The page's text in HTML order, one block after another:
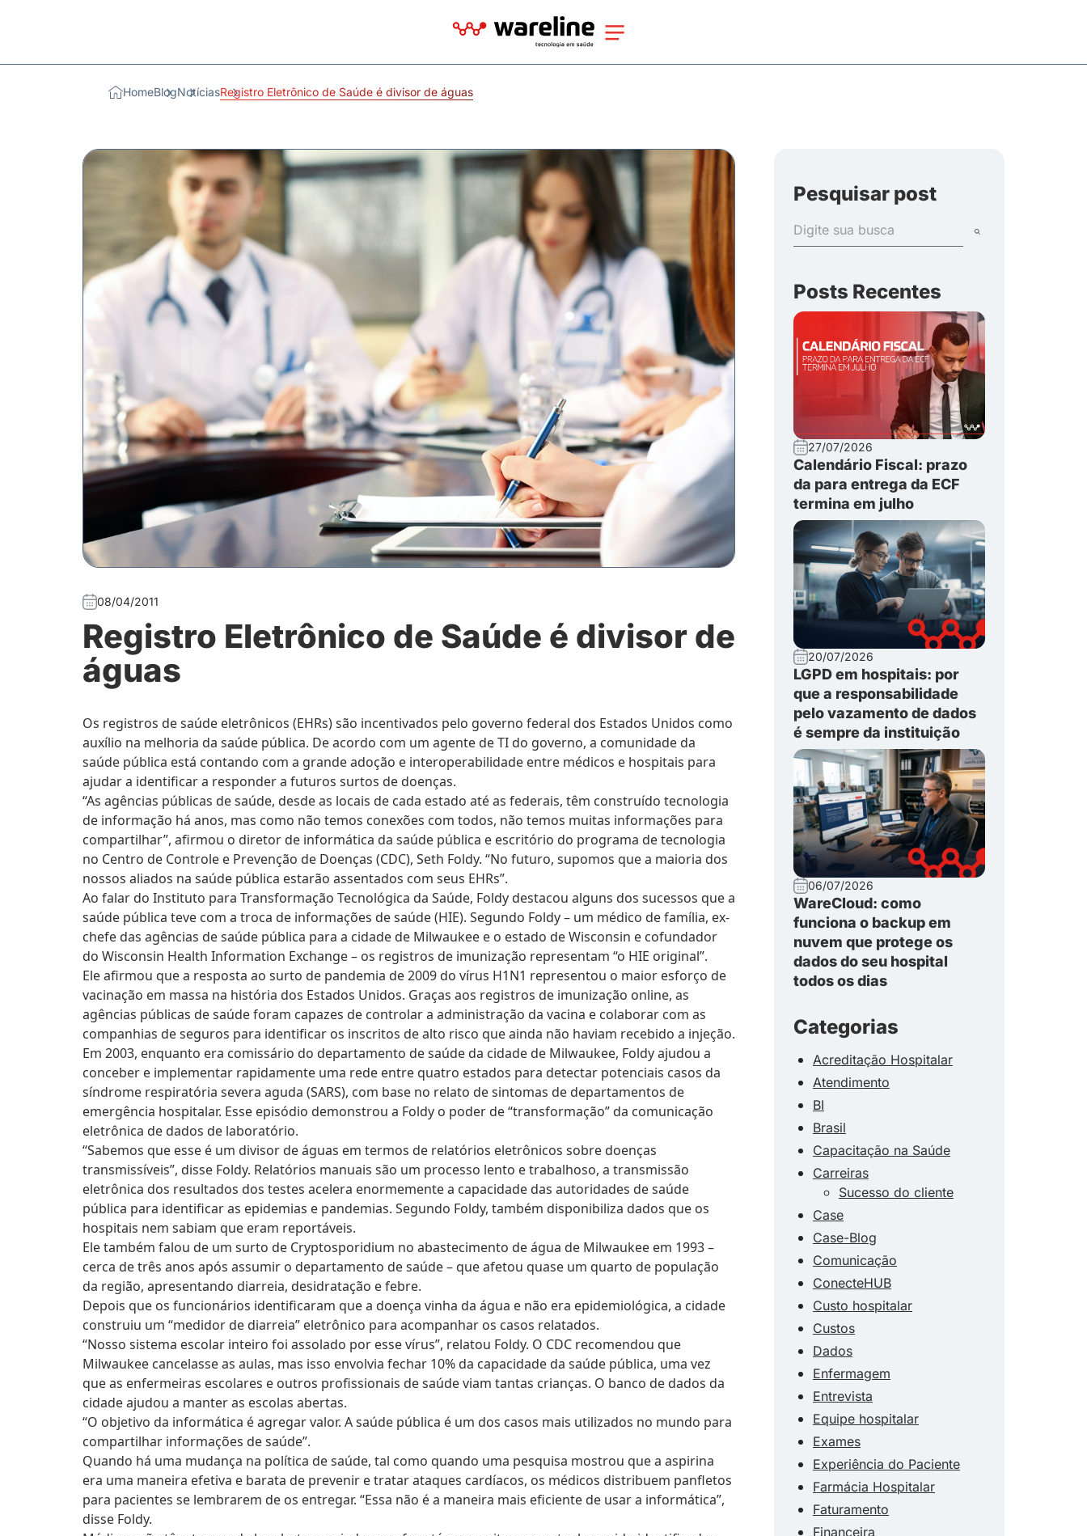
HomeBlogNotíciasRegistro Eletrônico de Saúde é divisor de águas
08/04/2011
Registro Eletrônico de Saúde é divisor de
águas
Os registros de saúde eletrônicos (EHRs) são incentivados pelo governo federal dos Estados Unidos como
auxílio na melhoria da saúde pública. De acordo com um agente de TI do governo, a comunidade da
saúde pública está contando com a grande adoção e interoperabilidade entre médicos e hospitais para
ajudar a identificar a responder a futuros surtos de doenças.
“As agências públicas de saúde, desde as locais de cada estado até as federais, têm construído tecnologia
de informação há anos, mas como não temos conexões com todos, não temos muitas informações para
compartilhar”, afirmou o diretor de informática da saúde pública e escritório do programa de tecnologia
no Centro de Controle e Prevenção de Doenças (CDC), Seth Foldy. “No futuro, supomos que a maioria dos
nossos aliados na saúde pública estarão assentados com seus EHRs”.
Ao falar do Instituto para Transformação Tecnológica da Saúde, Foldy destacou alguns dos sucessos que a
saúde pública teve com a troca de informações de saúde (HIE). Segundo Foldy – um médico de família, ex-
chefe das agências de saúde pública para a cidade de Milwaukee e o estado de Wisconsin e cofundador
do Wisconsin Health Information Exchange – os registros de imunização representam “o HIE original”.
Ele afirmou que a resposta ao surto de pandemia de 2009 do vírus H1N1 representou o maior esforço de
vacinação em massa na história dos Estados Unidos. Graças aos registros de imunização online, as
agências públicas de saúde foram capazes de controlar a administração da vacina e colaborar com as
companhias de seguros para identificar os inscritos de alto risco que ainda não haviam recebido a injeção.
Em 2003, enquanto era comissário do departamento de saúde da cidade de Milwaukee, Foldy ajudou a
conceber e implementar rapidamente uma rede entre quatro estados para detectar potenciais casos da
síndrome respiratória severa aguda (SARS), com base no relato de sintomas de departamentos de
emergência hospitalar. Esse episódio demonstrou a Foldy o poder de “transformação” da comunicação
eletrônica de dados de laboratório.
“Sabemos que esse é um divisor de águas em termos de relatórios eletrônicos sobre doenças
transmissíveis”, disse Foldy. Relatórios manuais são um processo lento e trabalhoso, a transmissão
eletrônica dos resultados dos testes acelera enormemente a capacidade das autoridades de saúde
pública para identificar as epidemias e pandemias. Segundo Foldy, também disponibiliza dados que os
hospitais nem sabiam que eram reportáveis.
Ele também falou de um surto de Cryptosporidium no abastecimento de água de Milwaukee em 1993 –
cerca de três anos após assumir o departamento de saúde – que afetou quase um quarto de população
da região, apresentando diarreia, desidratação e febre.
Depois que os funcionários identificaram que a doença vinha da água e não era epidemiológica, a cidade
construiu um “medidor de diarreia” eletrônico para acompanhar os casos relatados.
“Nosso sistema escolar inteiro foi assolado por esse vírus”, relatou Foldy. O CDC recomendou que
Milwaukee cancelasse as aulas, mas isso envolvia fechar 10% da capacidade da saúde pública, uma vez
que as enfermeiras escolares e outros profissionais de saúde viam tantas crianças. O banco de dados da
cidade ajudou a manter as escolas abertas.
“O objetivo da informática é agregar valor. A saúde pública é um dos casos mais utilizados no mundo para
compartilhar informações de saúde”.
Quando há uma mudança na política de saúde, tal como quando uma pesquisa mostrou que a aspirina
era uma maneira efetiva e barata de prevenir e tratar ataques cardíacos, os médicos distribuem panfletos
para pacientes se lembrarem de os entregar. “Essa não é a maneira mais eficiente de usar a informática”,
disse Foldy.
Pesquisar post
Posts Recentes
27/07/2026
Calendário Fiscal: prazo
da para entrega da ECF
termina em julho
20/07/2026
LGPD em hospitais: por
que a responsabilidade
pelo vazamento de dados
é sempre da instituição
06/07/2026
WareCloud: como
funciona o backup em
nuvem que protege os
dados do seu hospital
todos os dias
Categorias
Acreditação Hospitalar
Atendimento
BI
Brasil
Capacitação na Saúde
Carreiras
Sucesso do cliente
Case
Case-Blog
Comunicação
ConecteHUB
Custo hospitalar
Custos
Dados
Enfermagem
Entrevista
Equipe hospitalar
Exames
Experiência do Paciente
Farmácia Hospitalar
Faturamento
Financeira